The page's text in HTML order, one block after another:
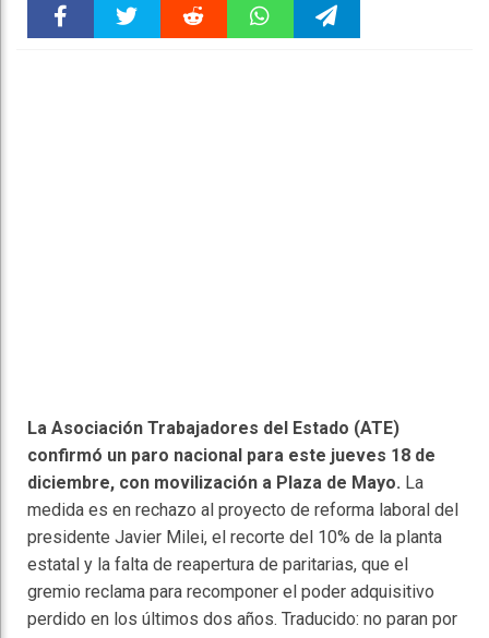
La Asociación Trabajadores del Estado (ATE)
confirmó un paro nacional para este jueves 18 de
diciembre, con movilización a Plaza de Mayo. La
medida es en rechazo al proyecto de reforma laboral del
presidente Javier Milei, el recorte del 10% de la planta
estatal y la falta de reapertura de paritarias, que el
gremio reclama para recomponer el poder adquisitivo
perdido en los últimos dos años. Traducido: no paran por